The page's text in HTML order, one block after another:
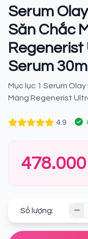
Serum
Săn Chắc
Serum 30ml
Mục lục 1 Serum
Màng Regenerist
4.9
Số lượng: